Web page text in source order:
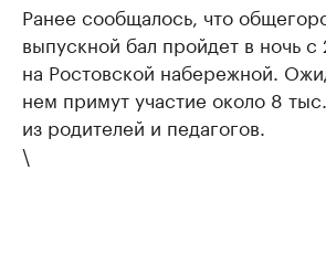
Ранее сообщалось, что
выпускной бал пройдет в ночь
на Ростовской набережной.
нем примут участие около 8
из родителей и педагогов.
\